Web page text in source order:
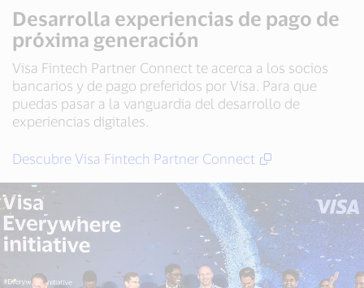
Desarrolla experiencias de pago de
próxima generación
Visa Fintech Partner Connect te acerca a los socios
bancarios y de pago preferidos por Visa. Para que
puedas pasar a la vanguardia del desarrollo de
experiencias digitales.
Descubre Visa Fintech Partner Connect